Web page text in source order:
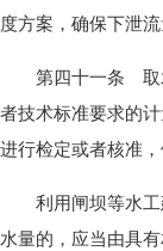
度方案，确保下泄
第四十一条 取水
者技术标准要求的
进行检定或者核准
利用闸坝等水工
水量的，应当由具